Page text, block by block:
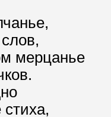
мерцанье